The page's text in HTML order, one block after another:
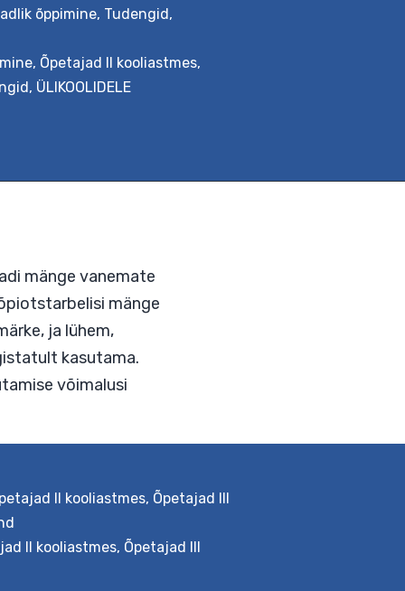
õppimine, Tudengid,
, Õpetajad II kooliastmes,
, ÜLIKOOLIDELE
laadi mänge vanemate
õpiotstarbelisi mänge
eesmärke, ja lühem,
kasutamise võimalusi
II kooliastmes, Õpetajad III
II kooliastmes, Õpetajad III